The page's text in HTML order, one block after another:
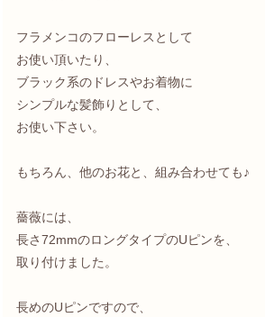
フラメンコのフローレスとして
お使い頂いたり、
ブラック系のドレスやお着物に
シンプルな髪飾りとして、
お使い下さい。
もちろん、他のお花と、組み合わせても♪
薔薇には、
長さ72mmのロングタイプのUピンを、
取り付けました。
長めのUピンですので、